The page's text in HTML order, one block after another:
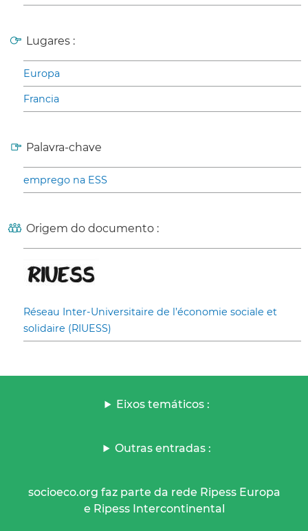
Lugares :
Europa
Francia
Palavra-chave
emprego na ESS
Origem do documento :
Réseau Inter-Universitaire de l’économie sociale et
solidaire (RIUESS)
Eixos temáticos :
Outras entradas :
socioeco.org faz parte da rede Ripess Europa
e Ripess Intercontinental